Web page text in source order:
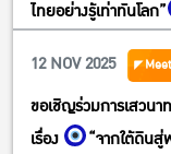
https://
ไทยอย่างรู้เท่าทันโลก”
12 NOV 2025
ขอเชิญร่วมการเสวนา
เรื่อง
“จากใต้ดิน